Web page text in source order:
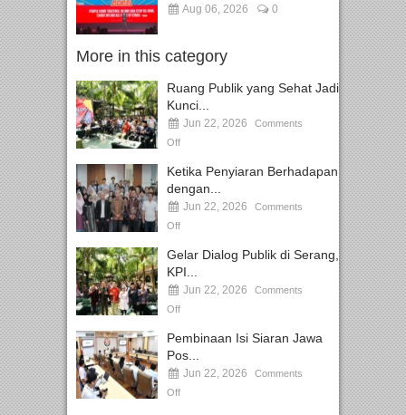
Aug 06, 2026 0
More in this category
Ruang Publik yang Sehat Jadi
Kunci...
Jun 22, 2026
Comments
Off
Ketika Penyiaran Berhadapan
dengan...
Jun 22, 2026
Comments
Off
Gelar Dialog Publik di Serang,
KPI...
Jun 22, 2026
Comments
Off
Pembinaan Isi Siaran Jawa
Pos...
Jun 22, 2026
Comments
Off